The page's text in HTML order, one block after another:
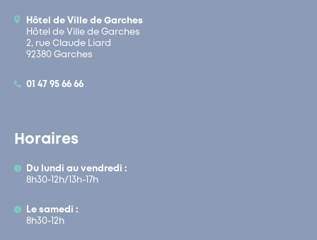
Hôtel de Ville de Garches
Hôtel de Ville de Garches
2, rue Claude Liard
92380 Garches
01 47 95 66 66
Horaires
Du lundi au vendredi :
8h30-12h/13h-17h
Le samedi :
8h30-12h